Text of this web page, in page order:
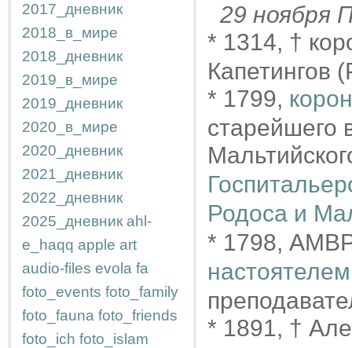
2017_дневник
2018_в_мире
2018_дневник
2019_в_мире
2019_дневник
2020_в_мире
2020_дневник
2021_дневник
2022_дневник
2025_дневник ahl-
e_haqq apple art
audio-files evola fa
foto_events foto_family
foto_fauna foto_friends
foto_ich foto_islam
29
* 1314, †
Капетингов
* 1799,
старейшего
Родоса и
* 1798,
* 1891, †